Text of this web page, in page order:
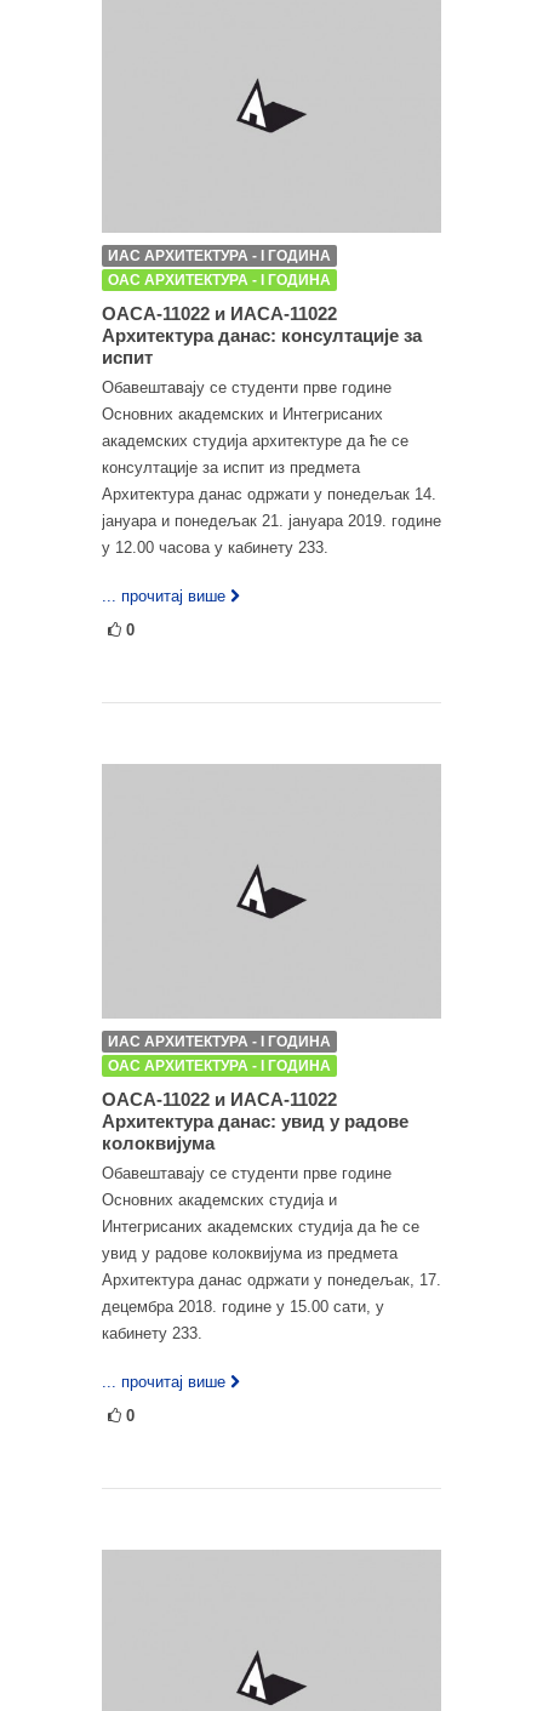
ИАС АРХИТЕКТУРА - I ГОДИНА
ОАС АРХИТЕКТУРА - I ГОДИНА
ОАСА-11022 и ИАСА-11022
Архитектура данас: консултације за
испит
Обавештавају се студенти прве године
Основних академских и Интегрисаних
академских студија архитектуре да ће се
консултације за испит из предмета
Архитектура данас одржати у понедељак 14.
јануара и понедељак 21. јануара 2019. године
у 12.00 часова у кабинету 233.
... прочитај више
0
ИАС АРХИТЕКТУРА - I ГОДИНА
ОАС АРХИТЕКТУРА - I ГОДИНА
ОАСА-11022 и ИАСА-11022
Архитектура данас: увид у радове
колоквијума
Обавештавају се студенти прве године
Основних академских студија и
Интегрисаних академских студија да ће се
увид у радове колоквијума из предмета
Архитектура данас одржати у понедељак, 17.
децембра 2018. године у 15.00 сати, у
кабинету 233.
... прочитај више
0